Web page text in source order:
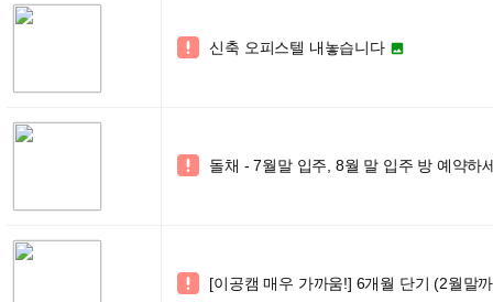
 신축 오피스텔 내놓습니다 
 돌채 - 7월말 입주, 8월 말 입주 방 예약하
 [이공캠 매우 가까움!] 6개월 단기 (2월말